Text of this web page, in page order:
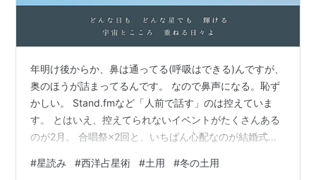
年明け後からか、鼻は通ってる(呼吸はできる)んですが、
奥のほうが詰まってるんです。 なので鼻声になる。恥ず
かしい。 Stand.fmなど「人前で話す」のは控えていま
す。 とはいえ、控えてられないイベントがたくさんある
のが2月。 合唱祭×2回と、いちばん心配なのが結婚式参
(そりゃそうだ)。 少なくとも今のコンディションじゃ、
#星読み #西洋占星術 #土用 #冬の土用